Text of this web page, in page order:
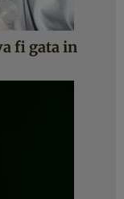
fi gata in